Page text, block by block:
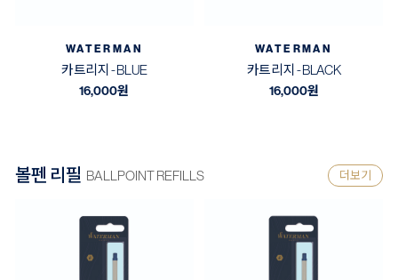
WATERMAN
카트리지 - BLUE
16,000원
WATERMAN
카트리지 - BLACK
16,000원
볼펜 리필 BALLPOINT REFILLS 더보기